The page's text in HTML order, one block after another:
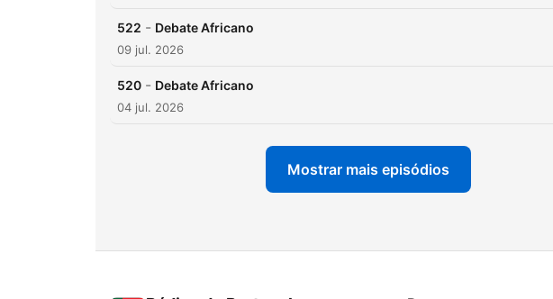
522 - Debate Africano
09 jul. 2026
520 - Debate Africano
04 jul. 2026
Mostrar mais episódios